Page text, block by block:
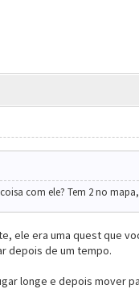
com ele? Tem 2 no
ele era uma quest que
depois de um tempo.
longe e depois mover